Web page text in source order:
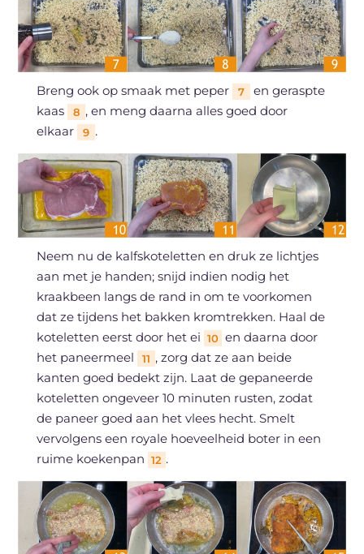
Breng ook op smaak met peper 7
en geraspte
kaas
8 , en meng daarna alles goed door
elkaar
9 .
Neem nu de kalfskoteletten en druk ze lichtjes
aan met je handen; snijd indien nodig het
kraakbeen langs de rand in om te voorkomen
dat ze tijdens het bakken kromtrekken. Haal de
koteletten eerst door het ei 10 en daarna door
het paneermeel
11 , zorg dat ze aan beide
kanten goed bedekt zijn. Laat de gepaneerde
koteletten ongeveer 10 minuten rusten, zodat
de paneer goed aan het vlees hecht. Smelt
vervolgens een royale hoeveelheid boter in een
ruime koekenpan 12 .